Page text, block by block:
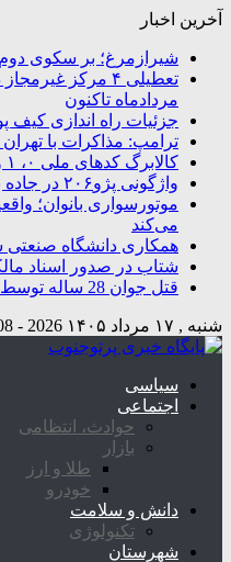
آخرین اخبار
شیرازمرغ؛ بر سکوی
تعطیلی ۴ مرکز
مردادماه تاکنون
جزئیات راه اندازی کیف
ترامپ: مذاکرات با
کالابرگ کدهای ملی ۰، ۱ و ۲ شارژ شد
واژگونی پژو۲۰۶ در جاده بابامیدان- نورآباد با ۳ مصدوم
موتورسواری بانوان؛
می‌کند
همکاری دانشگاه صنعتی
شتاب در صدور اسناد
قتل جوان 28 ساله توسط قاتل 15 ساله در کازرون
شنبه , ۱۷ مرداد ۱۴۰۵ 2026 - 08 - 08
سیاسی
اجتماعی
حوادث، انتظامی
بازار
طلا و ارز
خودرو
دانش و سلامت
تکنولوژی
شهرستان